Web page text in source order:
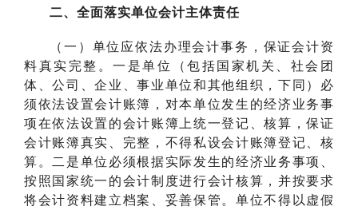
二、全面落实单位会计主体责任
（一）单位应依法办理会计事务，保证会计资
料真实完整。一是单位（包括国家机关、社会团
体、公司、企业、事业单位和其他组织，下同）必
须依法设置会计账簿，对本单位发生的经济业务事
项在依法设置的会计账簿上统一登记、核算，保证
会计账簿真实、完整，不得私设会计账簿登记、核
算。二是单位必须根据实际发生的经济业务事项、
按照国家统一的会计制度进行会计核算，并按要求
将会计资料建立档案、妥善保管。单位不得以虚假